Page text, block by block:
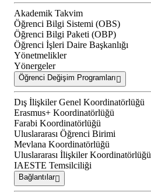
Akademik Takvim
Öğrenci Bilgi Sistemi (OBS)
Öğrenci Bilgi Paketi (OBP)
Öğrenci İşleri Daire Başkanlığı
Yönetmelikler
Yönergeler
Öğrenci Değişim Programları
Dış İlişkiler Genel Koordinatörlüğü
Erasmus+ Koordinatörlüğü
Farabi Koordinatörlüğü
Uluslararası Öğrenci Birimi
Mevlana Koordinatörlüğü
Uluslararası İlişkiler Koordinatörlüğü
IAESTE Temsilciliği
Bağlantılar